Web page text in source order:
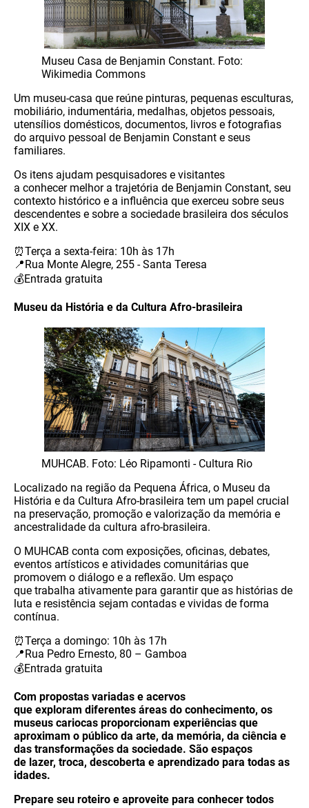
Museu Casa de Benjamin Constant. Foto:
Wikimedia Commons
Um museu-casa que reúne pinturas, pequenas esculturas,
mobiliário, indumentária, medalhas, objetos pessoais,
utensílios domésticos, documentos, livros e fotografias
do arquivo pessoal de Benjamin Constant e seus
familiares.
Os itens ajudam pesquisadores e visitantes
a conhecer melhor a trajetória de Benjamin Constant, seu
contexto histórico e a influência que exerceu sobre seus
descendentes e sobre a sociedade brasileira dos séculos
XIX e XX.
⏰Terça a sexta-feira: 10h às 17h
📍Rua Monte Alegre, 255 - Santa Teresa
💰Entrada gratuita
Museu da História e da Cultura Afro-brasileira
MUHCAB. Foto: Léo Ripamonti - Cultura Rio
Localizado na região da Pequena África, o Museu da
História e da Cultura Afro-brasileira tem um papel crucial
na preservação, promoção e valorização da memória e
ancestralidade da cultura afro-brasileira.
O MUHCAB conta com exposições, oficinas, debates,
eventos artísticos e atividades comunitárias que
promovem o diálogo e a reflexão. Um espaço
que trabalha ativamente para garantir que as histórias de
luta e resistência sejam contadas e vividas de forma
contínua.
⏰Terça a domingo: 10h às 17h
📍Rua Pedro Ernesto, 80 – Gamboa
💰Entrada gratuita
Com propostas variadas e acervos
que exploram diferentes áreas do conhecimento, os
museus cariocas proporcionam experiências que
aproximam o público da arte, da memória, da ciência e
das transformações da sociedade. São espaços
de lazer, troca, descoberta e aprendizado para todas as
idades.
Prepare seu roteiro e aproveite para conhecer todos